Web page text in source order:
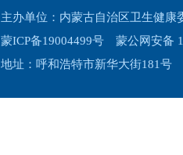
主办单位：内蒙古自治区卫生健
蒙ICP备19004499号
蒙公网安备
地址：呼和浩特市新华大街181